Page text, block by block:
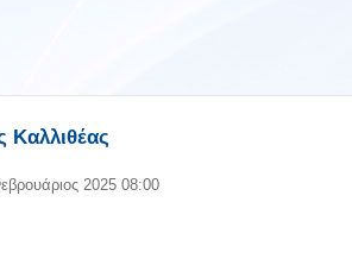
Καλλιθέας
2025 08:00